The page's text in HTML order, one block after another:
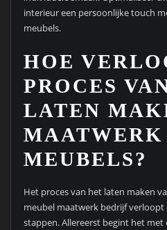
interieur een persoonlijke touch
meubels.
HOE
PROCES
LATEN
MAATWERK
MEUBELS?
Het proces van het laten maken
meubel maatwerk bedrijf verloopt
stappen. Allereerst begint het met